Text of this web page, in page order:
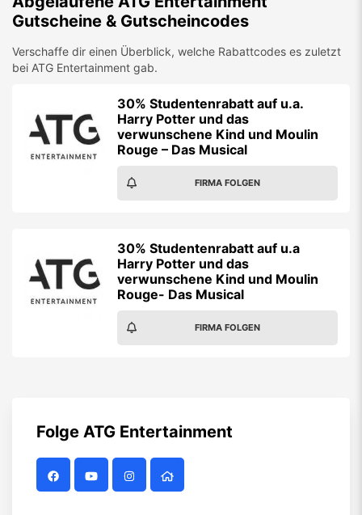
Gutscheine & Gutscheincodes
Verschaffe dir einen Überblick, welche Rabattcodes es zuletzt
bei ATG Entertainment gab.
30% Studentenrabatt auf u.a.
Harry Potter und das
verwunschene Kind und Moulin
Rouge – Das Musical
FIRMA FOLGEN
30% Studentenrabatt auf u.a
Harry Potter und das
verwunschene Kind und Moulin
Rouge- Das Musical
FIRMA FOLGEN
Folge ATG Entertainment